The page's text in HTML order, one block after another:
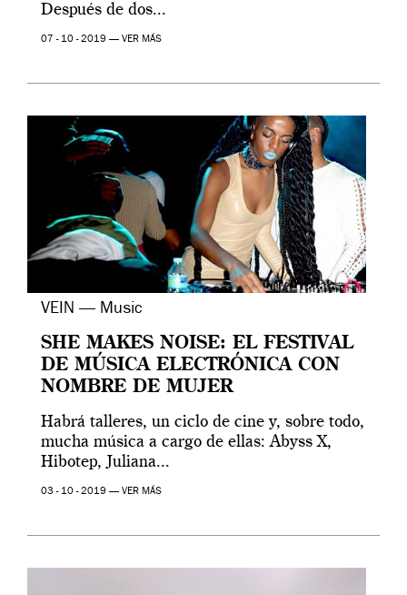
Después de dos...
07 - 10 - 2019 — VER MÁS
VEIN — Music
SHE MAKES NOISE: EL FESTIVAL
DE MÚSICA ELECTRÓNICA CON
NOMBRE DE MUJER
Habrá talleres, un ciclo de cine y, sobre todo,
mucha música a cargo de ellas: Abyss X,
Hibotep, Juliana...
03 - 10 - 2019 — VER MÁS